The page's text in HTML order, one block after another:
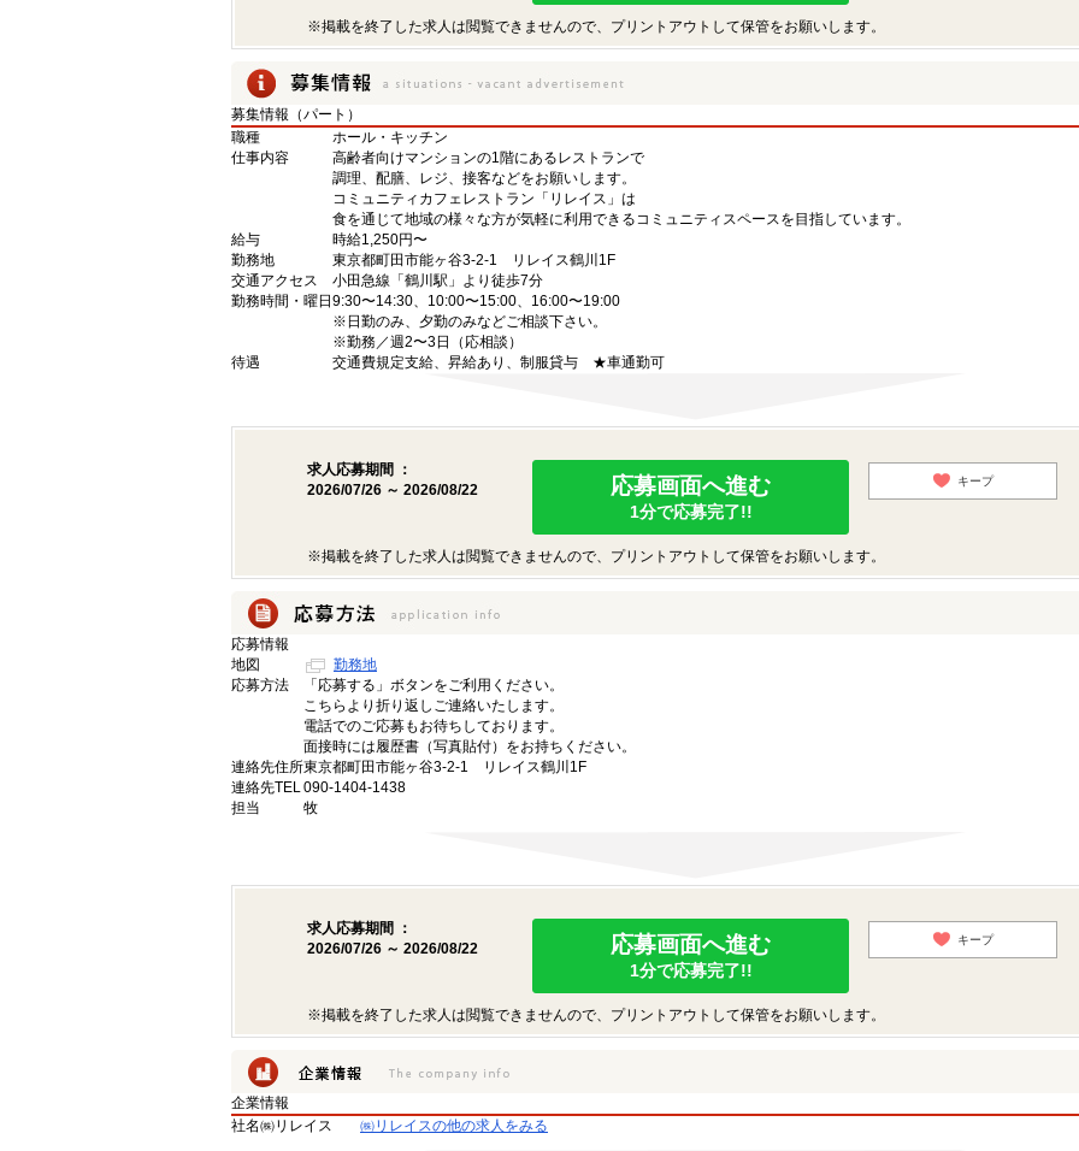
※掲載を終了した求人は閲覧できませんので、プリントアウトして保管をお願いします。
募集情報（パート）
職種
ホール・キッチン
仕事内容
高齢者向けマンションの1階にあるレストランで
調理、配膳、レジ、接客などをお願いします。
コミュニティカフェレストラン「リレイス」は
食を通じて地域の様々な方が気軽に利用できるコミュニティスペースを目指しています。
給与
時給1,250円〜
勤務地
東京都町田市能ヶ谷3-2-1 リレイス鶴川1F
交通アクセス
小田急線「鶴川駅」より徒歩7分
勤務時間・曜日 9:30〜14:30、10:00〜15:00、16:00〜19:00
※日勤のみ、夕勤のみなどご相談下さい。
※勤務／週2〜3日（応相談）
待遇
交通費規定支給、昇給あり、制服貸与 ★車通勤可
求人応募期間 ：
2026/07/26 ～ 2026/08/22
応募画面へ進む
1分で応募完了!!
キープ
※掲載を終了した求人は閲覧できませんので、プリントアウトして保管をお願いします。
応募情報
地図
勤務地
応募方法
「応募する」ボタンをご利用ください。
こちらより折り返しご連絡いたします。
電話でのご応募もお待ちしております。
面接時には履歴書（写真貼付）をお持ちください。
連絡先住所東京都町田市能ヶ谷3-2-1 リレイス鶴川1F
連絡先TEL090-1404-1438
担当
牧
求人応募期間 ：
2026/07/26 ～ 2026/08/22
応募画面へ進む
1分で応募完了!!
キープ
※掲載を終了した求人は閲覧できませんので、プリントアウトして保管をお願いします。
企業情報
社名㈱リレイス ㈱リレイスの他の求人をみる